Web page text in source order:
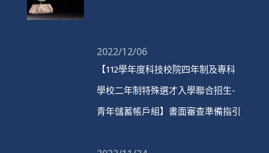
2022/12/06
【112學年度科技校院四年制及專科
學校二年制特殊選才入學聯合招生-
青年儲蓄帳戶組】書面審查準備指引